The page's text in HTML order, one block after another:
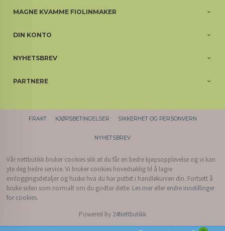
MAGNE KVAMME FIOLINMAKER
DIN KONTO
NYHETSBREV
PARTNERE
FRAKT KJØPSBETINGELSER SIKKERHET OG PERSONVERN
NYHETSBREV
Vår nettbutikk bruker cookies slik at du får en bedre kjøpsopplevelse og vi kan
yte deg bedre service. Vi bruker cookies hovedsaklig til å lagre
innloggingsdetaljer og huske hva du har puttet i handlekurven din. Fortsett å
bruke siden som normalt om du godtar dette. Les mereller endre innstillinger
for cookies.
Powered by 24Nettbutikk